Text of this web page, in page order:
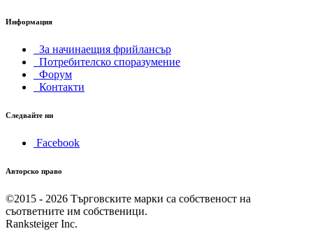
Информация
За начинаещия фрийлансър
Потребителско споразумение
Форум
Контакти
Следвайте ни
Facebook
Авторско право
©2015 - 2026 Търговските марки са собственост на
съответните им собственици.
Ranksteiger Inc.